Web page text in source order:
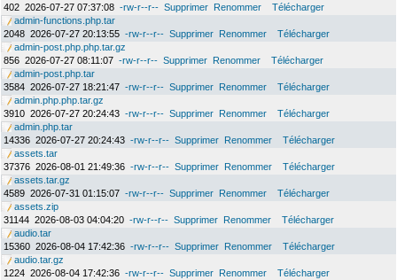
402 2026-07-27 07:37:08 -rw-r--r-- Supprimer Renommer
Télécharger
admin-functions.php.tar
2048 2026-07-27 20:13:55 -rw-r--r-- Supprimer Renommer
Télécharger
admin-post.php.php.tar.gz
856 2026-07-27 08:11:07 -rw-r--r-- Supprimer Renommer
Télécharger
admin-post.php.tar
3584 2026-07-27 18:21:47 -rw-r--r-- Supprimer Renommer
Télécharger
admin.php.php.tar.gz
3910 2026-07-27 20:24:43 -rw-r--r-- Supprimer Renommer
Télécharger
admin.php.tar
14336 2026-07-27 20:24:43 -rw-r--r-- Supprimer Renommer
Télécharger
assets.tar
37376 2026-08-01 21:49:36 -rw-r--r-- Supprimer Renommer
Télécharger
assets.tar.gz
4589 2026-07-31 01:15:07 -rw-r--r-- Supprimer Renommer
Télécharger
assets.zip
31144 2026-08-03 04:04:20 -rw-r--r-- Supprimer Renommer
Télécharger
audio.tar
15360 2026-08-04 17:42:36 -rw-r--r-- Supprimer Renommer
Télécharger
audio.tar.gz
1224 2026-08-04 17:42:36 -rw-r--r-- Supprimer Renommer
Télécharger